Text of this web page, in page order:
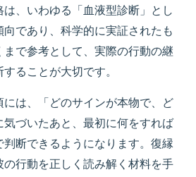
、いわゆる「血液型診断」とし
であり、科学的に実証されたも
で参考として、実際の行動の継
ることが大切です。
は、「どのサインが本物で、ど
づいたあと、最初に何をすれば
断できるようになります。復縁
行動を正しく読み解く材料を手